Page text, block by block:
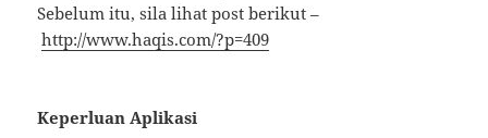
Sebelum itu, sila lihat post berikut –
http://www.haqis.com/?p=409
Keperluan Aplikasi